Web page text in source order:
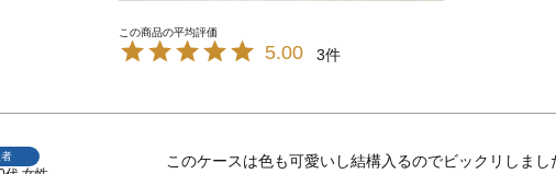
5.00 3
このケースは色も可愛いし結構入るのでビックリしま